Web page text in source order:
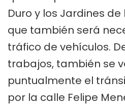
Duro y los Jardines de
que también será
tráfico de vehículos.
trabajos, también se
puntualmente el
por la calle Felipe